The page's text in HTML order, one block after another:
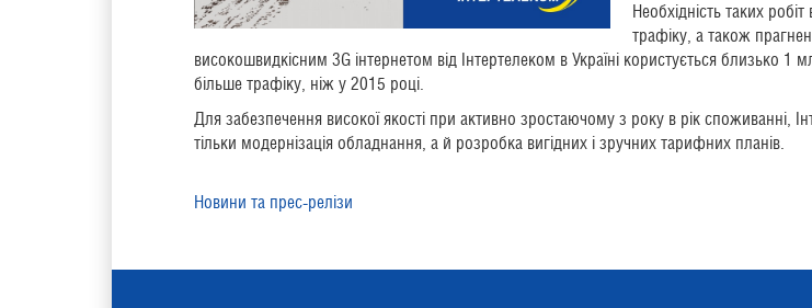
Необхідність таких
трафіку, а також
високошвидкісним 3G інтернетом від Інтертелеком в Україні користується близько
більше трафіку, ніж у 2015 році.
Для забезпечення високої якості при активно зростаючому з року в рік споживанні,
тільки модернізація обладнання, а й розробка вигідних і зручних тарифних планів.
Новини та прес-релізи